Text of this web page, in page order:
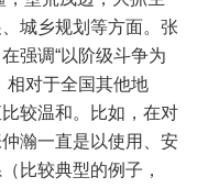
城乡规划等方面。张
强调“以阶级斗争为
相对于全国其他地
较温和。比如，在对
瀚一直是以使用、安
比较典型的例子，